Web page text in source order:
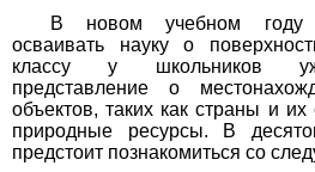
1
2 3 4 5 6 7
1
2 3 4 5 6 7
В новом учебном году
осваивать науку о
классу у школьников
представление о
объектов, таких как страны и
природные ресурсы. В
предстоит познакомиться со